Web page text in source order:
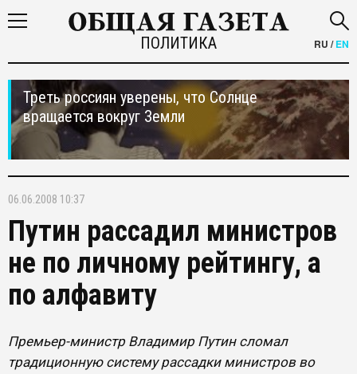
ПОЛИТИКА RU /EN
Треть россиян уверены, что Солнце
вращается вокруг Земли
06.06.2008 10:37
Путин рассадил министров
не по личному рейтингу, а
по алфавиту
Премьер-министр Владимир Путин сломал
традиционную систему рассадки министров во